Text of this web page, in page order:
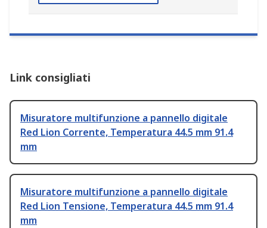
Link consigliati
Misuratore multifunzione a pannello digitale
Red Lion Corrente, Temperatura 44.5 mm 91.4
mm
Misuratore multifunzione a pannello digitale
Red Lion Tensione, Temperatura 44.5 mm 91.4
mm